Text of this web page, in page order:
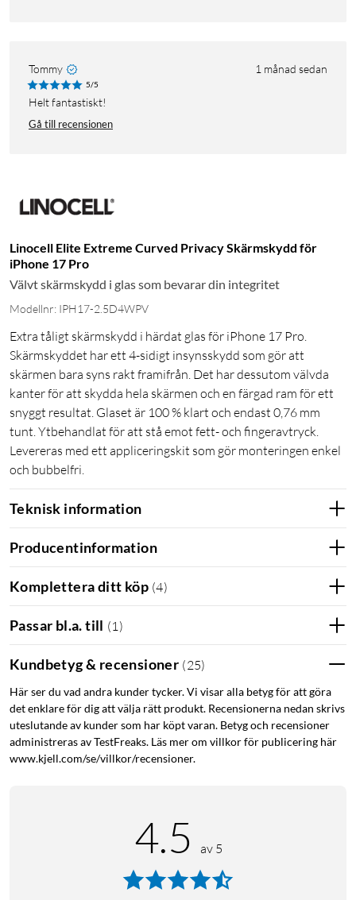
Tommy 1 månad sedan
5/5
Helt fantastiskt!
Gå till recensionen
Linocell Elite Extreme Curved Privacy Skärmskydd för
iPhone 17 Pro
Välvt skärmskydd i glas som bevarar din integritet
Modellnr: IPH17-2.5D4WPV
Extra tåligt skärmskydd i härdat glas för iPhone 17 Pro.
Skärmskyddet har ett 4-sidigt insynsskydd som gör att
skärmen bara syns rakt framifrån. Det har dessutom välvda
kanter för att skydda hela skärmen och en färgad ram för ett
snyggt resultat. Glaset är 100 % klart och endast 0,76 mm
tunt. Ytbehandlat för att stå emot fett- och fingeravtryck.
Levereras med ett appliceringskit som gör monteringen enkel
och bubbelfri.
Teknisk information
Producentinformation
Komplettera ditt köp (4)
Passar bl.a. till (1 )
Kundbetyg & recensioner (25)
Här ser du vad andra kunder tycker. Vi visar alla betyg för att göra
det enklare för dig att välja rätt produkt. Recensionerna nedan skrivs
uteslutande av kunder som har köpt varan. Betyg och recensioner
administreras av TestFreaks. Läs mer om villkor för publicering här
www.kjell.com/se/villkor/recensioner.
4.5 av 5